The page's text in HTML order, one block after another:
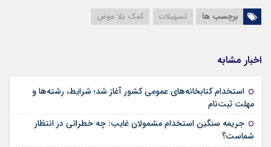
برچسب ها تسهیلات کمک بلا عوض
اخبار مشابه
استخدام کتابخانه‌های عمومی کشور آغاز شد؛ شرایط، رشته‌ها و
مهلت ثبت‌نام
جریمه سنگین استخدام مشمولان غایب: چه خطراتی در انتظار
شماست؟